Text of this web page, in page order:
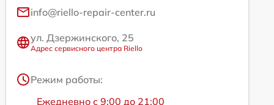
info@riello-repair-center.ru
ул. Дзержинского, 25
Адрес сервисного центра Riello
Режим работы:
Ежедневно с 9:00 до 21:00